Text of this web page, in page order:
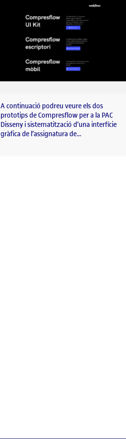
A continuació podreu veure els dos
prototips de Compresflow per a la PAC
Disseny i sistematització d’una interfície
gràfica de l’assignatura de…